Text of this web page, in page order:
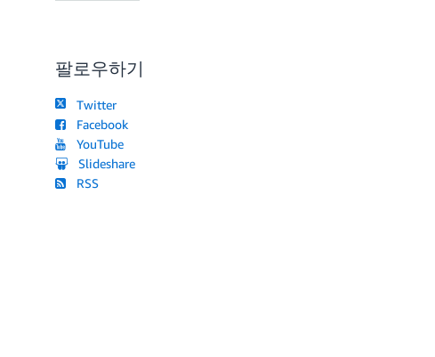
팔로우하기
Twitter
Facebook
YouTube
Slideshare
RSS